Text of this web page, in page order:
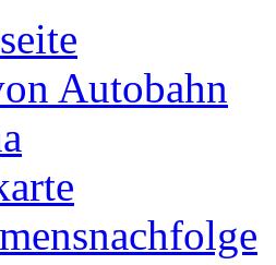
Autobahn